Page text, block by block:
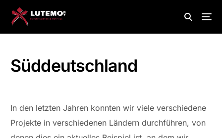
Süddeutschland
In den letzten Jahren konnten wir viele verschiedene
Projekte in verschiedenen Ländern durchführen, von